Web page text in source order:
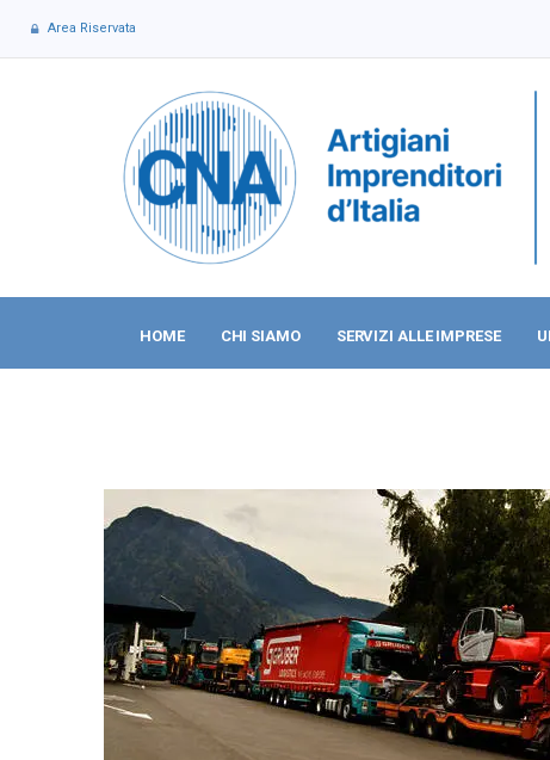
Area Riservata
HOME CHI SIAMO SERVIZI ALLE IMPRESE